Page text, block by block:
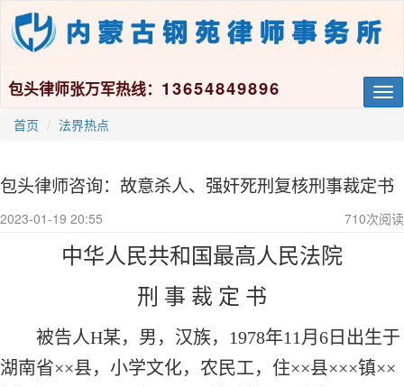
包头律师张万军热线： 13654849896
首页 法界热点
包头律师咨询：故意杀人、强奸死刑复核刑事裁定书
2023-01-19 20:55 710次阅读
中华人民共和国最高人民法院
刑 事 裁 定 书
被告人H某，男，汉族，1978年11月6日出生于
湖南省××县，小学文化，农民工，住××县×××镇××